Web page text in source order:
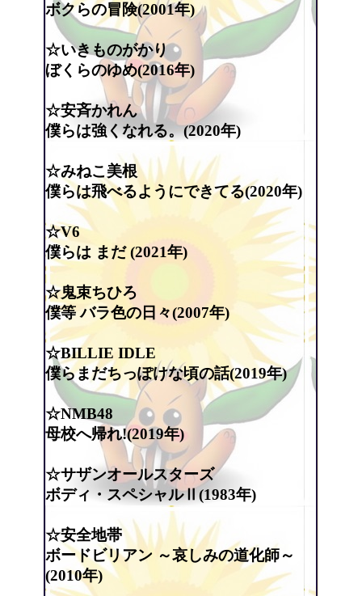
ボクらの冒険(2001年)
☆いきものがかり
ぼくらのゆめ(2016年)
☆安斉かれん
僕らは強くなれる。(2020年)
☆みねこ美根
僕らは飛べるようにできてる(2020年)
☆V6
僕らは まだ (2021年)
☆鬼束ちひろ
僕等 バラ色の日々(2007年)
☆BILLIE IDLE
僕らまだちっぽけな頃の話(2019年)
☆NMB48
母校へ帰れ!(2019年)
☆サザンオールスターズ
ボディ・スペシャルⅡ(1983年)
☆安全地帯
ボードビリアン ～哀しみの道化師～
(2010年)